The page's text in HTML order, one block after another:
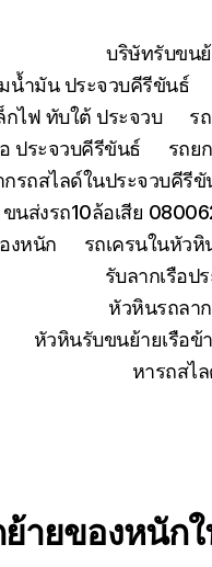
บริษัทรับขน
น้ำมัน ประจวบคีรีขันธ์
ไฟ ทับใต้ ประจวบ
ร
ประจวบคีรีขันธ์
รถย
รถสไลด์ในประจวบคีรีขั
นส่งรถ10ล้อเสีย
งหนัก
รถเครนในหัว
รับลากเรือ
หัวหินรถลา
หัวหินรับขนย้ายเรือข้
หารถสไ
ย้ายของหนัก